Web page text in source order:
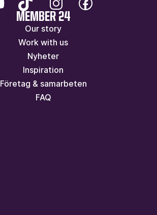
MEMBER 24
Our story
Work with us
Nyheter
Inspiration
Företag & samarbeten
FAQ